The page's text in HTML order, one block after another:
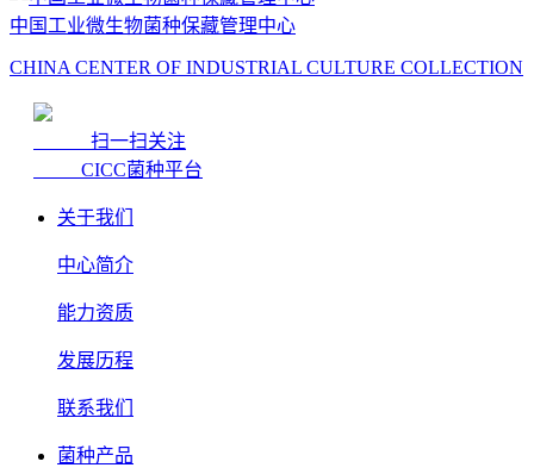
中国工业微生物菌种保藏管理中心
CHINA CENTER OF INDUSTRIAL CULTURE COLLECTION
扫一扫关注
CICC菌种平台
关于我们
中心简介
能力资质
发展历程
联系我们
菌种产品